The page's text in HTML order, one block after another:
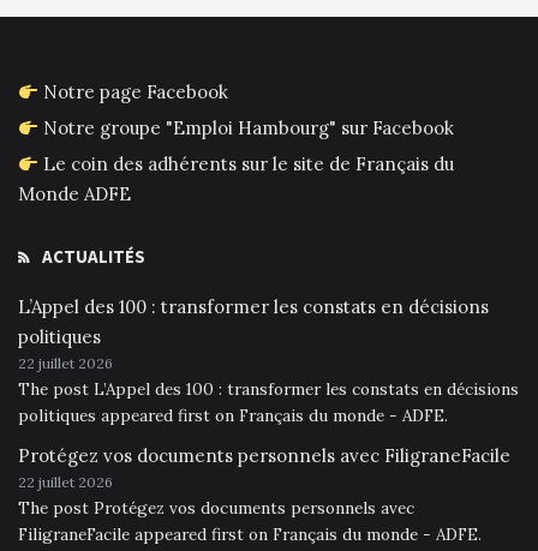
Notre page Facebook
Notre groupe "Emploi Hambourg" sur Facebook
Le coin des adhérents sur le site de Français du
Monde ADFE
ACTUALITÉS
L’Appel des 100 : transformer les constats en décisions
politiques
22 juillet 2026
The post L’Appel des 100 : transformer les constats en décisions
politiques appeared first on Français du monde - ADFE.
Protégez vos documents personnels avec FiligraneFacile
22 juillet 2026
The post Protégez vos documents personnels avec
FiligraneFacile appeared first on Français du monde - ADFE.